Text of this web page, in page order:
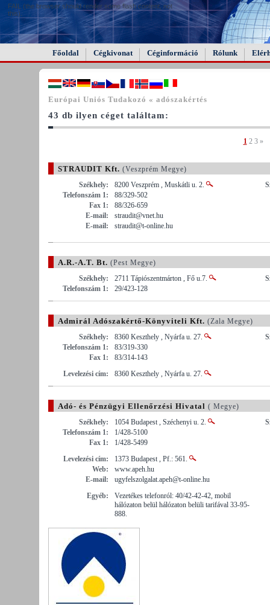
FAIL (the browser should render some flash content, not
this).
Főoldal Cégkivonat Céginformáció Rólunk
Európai Uniós Tudakozó « adószakértés
43 db ilyen céget találtam:
1 2 3 »
STRAUDIT Kft. (Veszprém Megye)
Székhely:
8200 Veszprém , Muskátli u. 2.
Telefonszám 1:
88/329-502
Fax 1:
88/326-659
E-mail:
straudit@vnet.hu
E-mail:
straudit@t-online.hu
A.R.-A.T. Bt. (Pest Megye)
Székhely:
2711 Tápiószentmárton , Fő u.7.
Telefonszám 1:
29/423-128
Admirál Adószakértő-Könyviteli Kft. (Zala Megye)
Székhely:
8360 Keszthely , Nyárfa u. 27.
Telefonszám 1:
83/319-330
Fax 1:
83/314-143
Levelezési cím:
8360 Keszthely , Nyárfa u. 27.
Adó- és Pénzügyi Ellenőrzési Hivatal ( Megye)
Székhely:
1054 Budapest , Széchenyi u. 2.
Telefonszám 1:
1/428-5100
Fax 1:
1/428-5499
Levelezési cím:
1373 Budapest , Pf.: 561.
Web:
www.apeh.hu
E-mail:
ugyfelszolgalat.apeh@t-online.hu
Egyéb:
Vezetékes telefonról: 40/42-42-42, mobil
hálózaton belül hálózaton belüli tarifával 33-95-
888.